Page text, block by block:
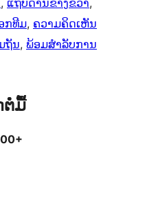
, ແຖບດ້ານຂ້າງຂວາ
ກທີມ, ຄວາມຄິດເຫັນ
ຖັນ, ພ້ອມສຳລັບການ
ຕໍ່ມື້